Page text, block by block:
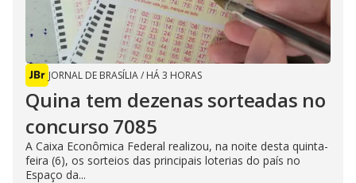
JORNAL DE BRASÍLIA/ HÁ 3 HORAS
Quina tem dezenas sorteadas no
concurso 7085
A Caixa Econômica Federal realizou, na noite desta quinta-
feira (6), os sorteios das principais loterias do país no
Espaço da...